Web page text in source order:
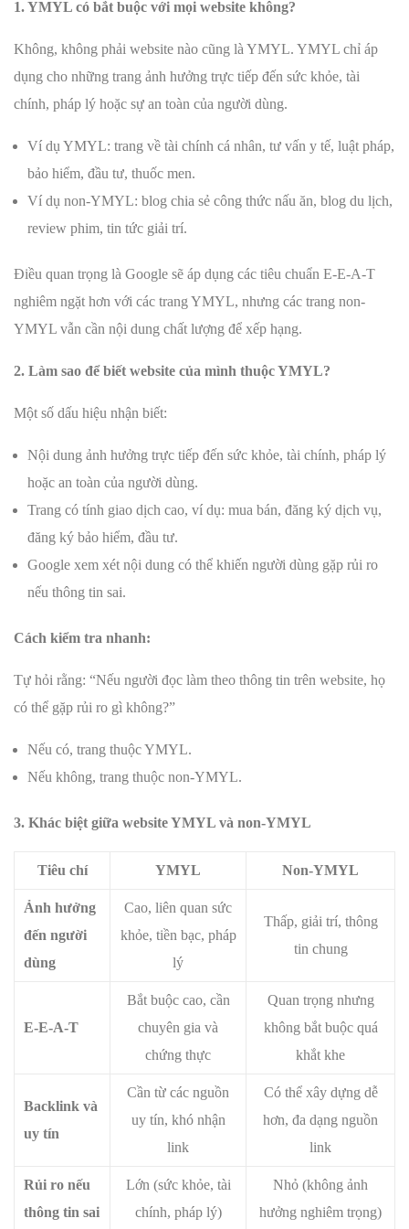
1. YMYL có bắt buộc với mọi website không?
Không, không phải website nào cũng là YMYL. YMYL chỉ áp
dụng cho những trang ảnh hưởng trực tiếp đến sức khỏe, tài
chính, pháp lý hoặc sự an toàn của người dùng.
Ví dụ YMYL: trang về tài chính cá nhân, tư vấn y tế, luật pháp,
bảo hiểm, đầu tư, thuốc men.
Ví dụ non-YMYL: blog chia sẻ công thức nấu ăn, blog du lịch,
review phim, tin tức giải trí.
Điều quan trọng là Google sẽ áp dụng các tiêu chuẩn E-E-A-T
nghiêm ngặt hơn với các trang YMYL, nhưng các trang non-
YMYL vẫn cần nội dung chất lượng để xếp hạng.
2. Làm sao để biết website của mình thuộc YMYL?
Một số dấu hiệu nhận biết:
Nội dung ảnh hưởng trực tiếp đến sức khỏe, tài chính, pháp lý
hoặc an toàn của người dùng.
Trang có tính giao dịch cao, ví dụ: mua bán, đăng ký dịch vụ,
đăng ký bảo hiểm, đầu tư.
Google xem xét nội dung có thể khiến người dùng gặp rủi ro
nếu thông tin sai.
Cách kiểm tra nhanh:
Tự hỏi rằng: “Nếu người đọc làm theo thông tin trên website, họ
có thể gặp rủi ro gì không?”
Nếu có, trang thuộc YMYL.
Nếu không, trang thuộc non-YMYL.
3. Khác biệt giữa website YMYL và non-YMYL
Tiêu chí YMYL Non-YMYL
Ảnh hưởng
đến người
dùng
Cao, liên quan sức
khỏe, tiền bạc, pháp
lý
Thấp, giải trí, thông
tin chung
E-E-A-T
Bắt buộc cao, cần
chuyên gia và
chứng thực
Quan trọng nhưng
không bắt buộc quá
khắt khe
Backlink và
uy tín
Cần từ các nguồn
uy tín, khó nhận
link
Có thể xây dựng dễ
hơn, đa dạng nguồn
link
Rủi ro nếu
thông tin sai
Lớn (sức khỏe, tài
chính, pháp lý)
Nhỏ (không ảnh
hưởng nghiêm trọng)